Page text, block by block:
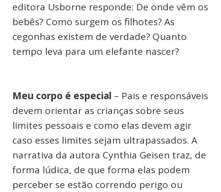
editora Usborne responde: De onde vêm os
bebês? Como surgem os filhotes? As
cegonhas existem de verdade? Quanto
tempo leva para um elefante nascer?
Meu corpo é especial – Pais e responsáveis
devem orientar as crianças sobre seus
limites pessoais e como elas devem agir
caso esses limites sejam ultrapassados. A
narrativa da autora Cynthia Geisen traz, de
forma lúdica, de que forma elas podem
perceber se estão correndo perigo ou